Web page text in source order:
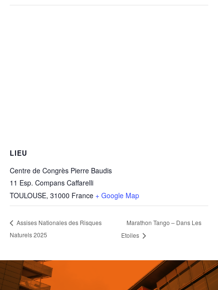
LIEU
Centre de Congrès Pierre Baudis
11 Esp. Compans Caffarelli
TOULOUSE, 31000 France + Google Map
Assises Nationales des Risques
Naturels 2025
Marathon Tango – Dans Les
Etoiles